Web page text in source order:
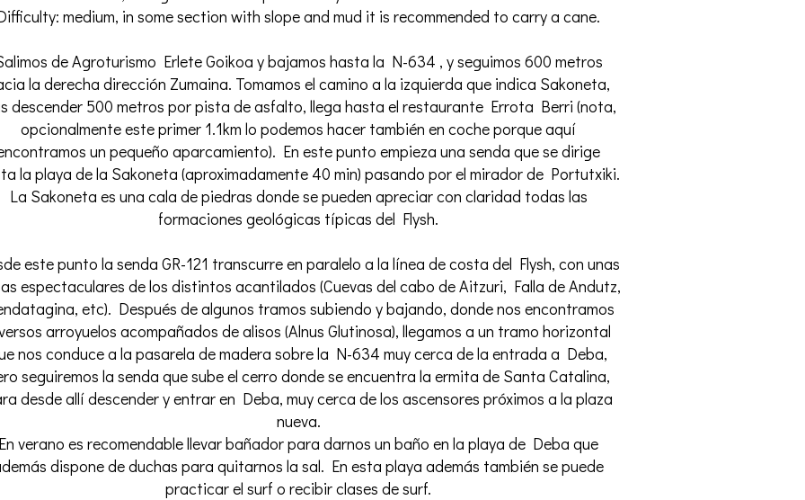
medium, in some section with slope and mud it is recommended to carry a cane.
de Agroturismo Erlete Goikoa y bajamos hasta la N-634 , y seguimos 600 metros
la derecha dirección Zumaina. Tomamos el camino a la izquierda que indica Sakoneta,
descender 500 metros por pista de asfalto, llega hasta el restaurante Errota Berri (nota,
opcionalmente este primer 1.1km lo podemos hacer también en coche porque aquí
un pequeño aparcamiento). En este punto empieza una senda que se dirige
la playa de la Sakoneta (aproximadamente 40 min) pasando por el mirador de Portutxiki.
La Sakoneta es una cala de piedras donde se pueden apreciar con claridad todas las
formaciones geológicas típicas del Flysh.
este punto la senda GR-121 transcurre en paralelo a la línea de costa del Flysh, con unas
espectaculares de los distintos acantilados (Cuevas del cabo de Aitzuri, Falla de Andutz,
etc). Después de algunos tramos subiendo y bajando, donde nos encontramos
arroyuelos acompañados de alisos (Alnus Glutinosa), llegamos a un tramo horizontal
nos conduce a la pasarela de madera sobre la N-634 muy cerca de la entrada a Deba,
seguiremos la senda que sube el cerro donde se encuentra la ermita de Santa Catalina,
desde allí descender y entrar en Deba, muy cerca de los ascensores próximos a la plaza
nueva.
verano es recomendable llevar bañador para darnos un baño en la playa de Deba que
dispone de duchas para quitarnos la sal. En esta playa además también se puede
practicar el surf o recibir clases de surf.